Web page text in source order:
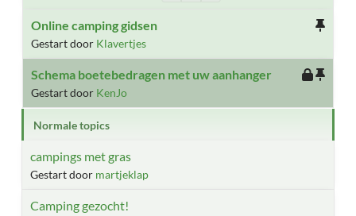
Online camping gidsen
Gestart door Klavertjes
Schema boetebedragen met uw aanhanger
Gestart door KenJo
Normale topics
campings met gras
Gestart door martjeklap
Camping gezocht!